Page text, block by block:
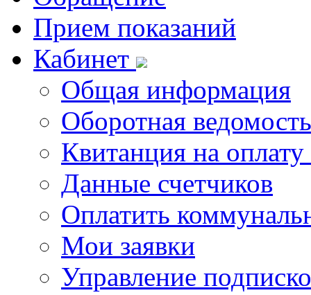
Прием показаний
Кабинет
Общая информация
Оборотная ведомость
Квитанция на
Данные счетчиков
Оплатить
Мои заявки
Управление